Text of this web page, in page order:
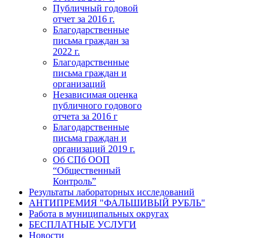
Публичный годовой
отчет за 2016 г.
Благодарственные
письма граждан за
2022 г.
Благодарственные
письма граждан и
организаций
Независимая оценка
публичного годового
отчета за 2016 г
Благодарственные
письма граждан и
организаций 2019 г.
Об СПб ООП
“Общественный
Контроль”
Результаты лабораторных исследований
АНТИПРЕМИЯ "ФАЛЬШИВЫЙ РУБЛЬ"
Работа в муниципальных округах
БЕСПЛАТНЫЕ УСЛУГИ
Новости